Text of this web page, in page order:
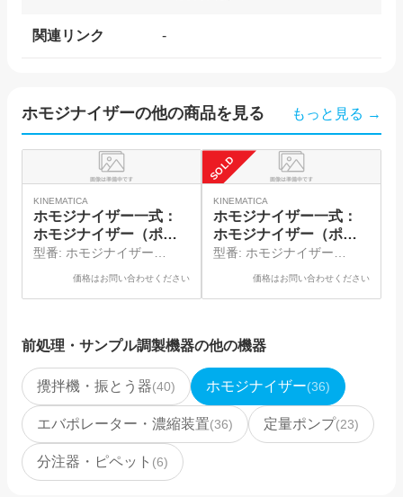
関連リンク -
ホモジナイザーの他の商品を見る もっと見る →
KINEMATICA
ホモジナイザー一式：
ホモジナイザー（ポリ
トロン）、シャフトジ
ェネレータ
型番: ホモジナイザー
（PT1300D）、シャフトジ
価格はお問い合わせください
SOLD
KINEMATICA
ホモジナイザー一式：
ホモジナイザー（ポリ
トロン）、シャフトジ
ェネレータ
型番: ホモジナイザー
（PT1200E）、シャフトジ
価格はお問い合わせください
前処理・サンプル調製機器の他の機器
攪拌機・振とう器(40) ホモジナイザー(36)
エバポレーター・濃縮装置(36) 定量ポンプ(23)
分注器・ピペット (6)